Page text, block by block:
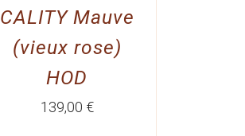
CALITY Mauve
(vieux rose)
HOD
139,00 €